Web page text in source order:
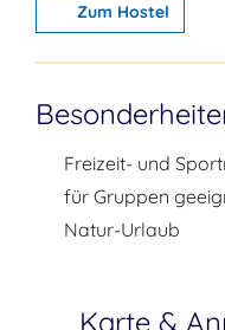
Zum Hostel
Freizeit- und
für Gruppen
Natur-Urlaub
Karte &